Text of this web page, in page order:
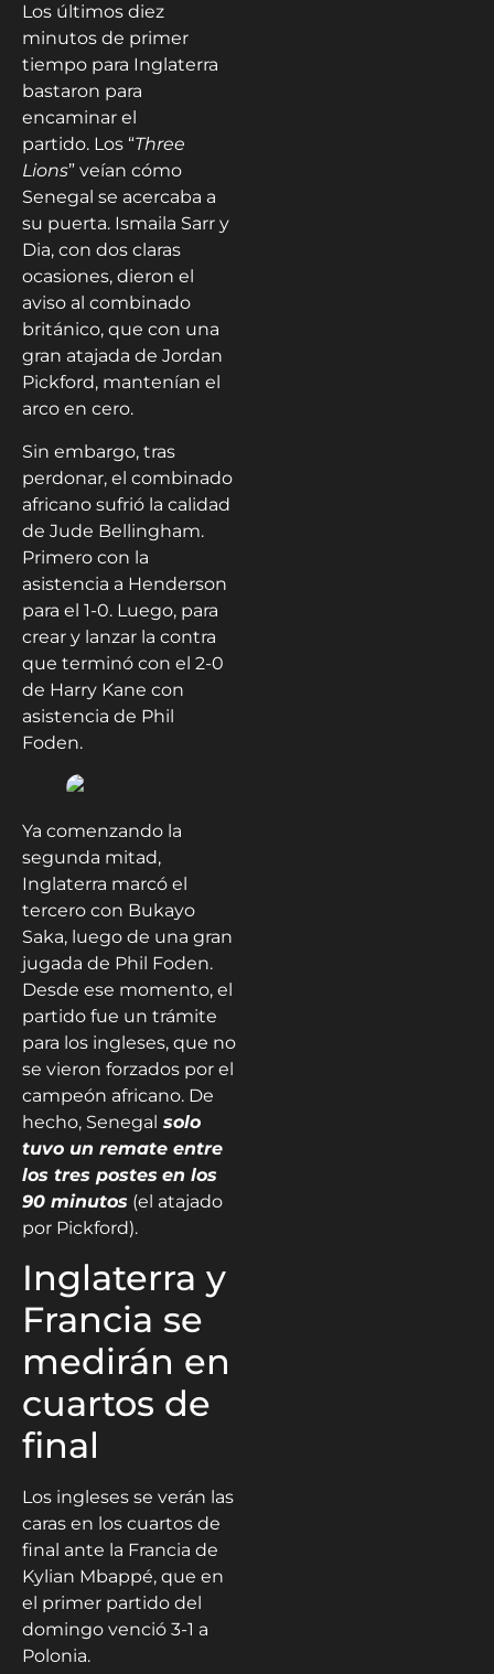
Los últimos diez
minutos de primer
tiempo para Inglaterra
bastaron para
encaminar el
partido. Los “Three
Lions” veían cómo
Senegal se acercaba a
su puerta. Ismaila Sarr y
Dia, con dos claras
ocasiones, dieron el
aviso al combinado
británico, que con una
gran atajada de Jordan
Pickford, mantenían el
arco en cero.
Sin embargo, tras
perdonar, el combinado
africano sufrió la calidad
de Jude Bellingham.
Primero con la
asistencia a Henderson
para el 1-0. Luego, para
crear y lanzar la contra
que terminó con el 2-0
de Harry Kane con
asistencia de Phil
Foden.
Ya comenzando la
segunda mitad,
Inglaterra marcó el
tercero con Bukayo
Saka, luego de una gran
jugada de Phil Foden.
Desde ese momento, el
partido fue un trámite
para los ingleses, que no
se vieron forzados por el
campeón africano. De
hecho, Senegal solo
tuvo un remate entre
los tres postes en los
90 minutos (el atajado
por Pickford).
Inglaterra y
Francia se
medirán en
cuartos de
final
Los ingleses se verán las
caras en los cuartos de
final ante la Francia de
Kylian Mbappé, que en
el primer partido del
domingo venció 3-1 a
Polonia.